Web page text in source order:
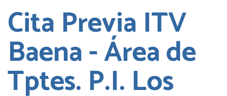
Cita Previa ITV
Baena - Área de
Tptes. P.I. Los